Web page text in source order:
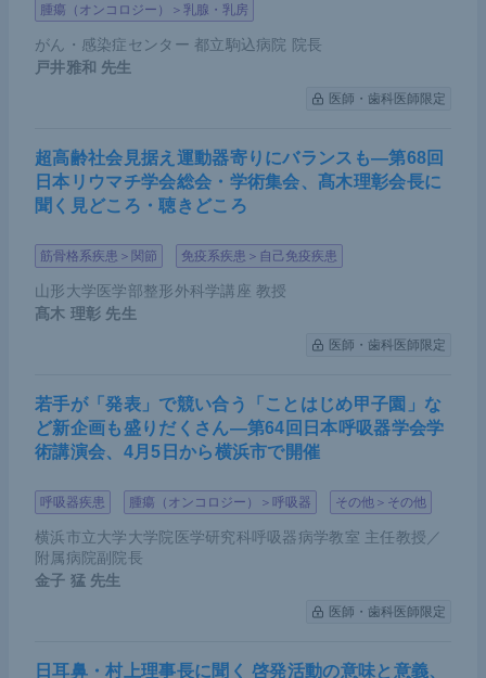
った。
帰ってきた医局員に「ところで外科医としての仕事
（手術）はあったか？」と聞いたところ、まったく
ないのではないかと言ったところ、彼らは口をそろ
えて「大木先生、それは違います。内科系の先生は
心だ』と言ってくれています。だから外科医が退い
てはいけません」と言うのだ。まったくそのとおり
だろう。それを聞き、慈恵医大からはその後も外科
医を派遣し続け、震災から12年たつ今も福島県南相
反映されない外科医の存在意義があることを忘れて
はならない。
テーマ「より高く、より遥かへ」に込め
た思い
今年のテーマは「より高く、より遥かへ -Higher an
越えるために、より難しい手術、より高い技術に挑
腫瘍（オンコロジー）＞乳腺・乳房
がん・感染症センター 都立駒込病院 院長
戸井雅和 先生
医師・歯科医師限定
超高齢社会見据え運動器寄りにバランスも―第68回
日本リウマチ学会総会・学術集会、髙木理彰会長に
聞く見どころ・聴きどころ
筋骨格系疾患＞関節 免疫系疾患＞自己免疫疾患
山形大学医学部整形外科学講座 教授
髙木 理彰 先生
医師・歯科医師限定
若手が「発表」で競い合う「ことはじめ甲子園」な
ど新企画も盛りだくさん―第64回日本呼吸器学会学
術講演会、4月5日から横浜市で開催
呼吸器疾患 腫瘍（オンコロジー）＞呼吸器 その他＞その他
横浜市立大学大学院医学研究科呼吸器病学教室 主任教授／
附属病院副院長
金子 猛 先生
医師・歯科医師限定
日耳鼻・村上理事長に聞く 啓発活動の意味と意義、